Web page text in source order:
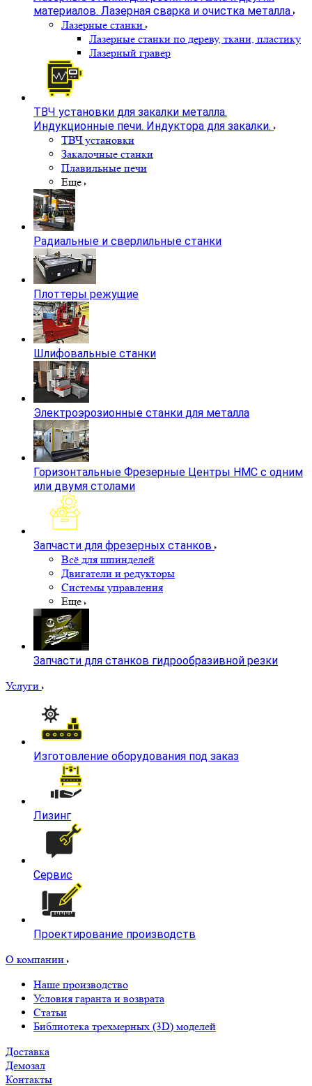
материалов. Лазерная сварка и очистка металла
Лазерные станки
Лазерные станки по дереву, ткани, пластику
Лазерный гравер
ТВЧ установки для закалки металла.
Индукционные печи. Индуктора для закалки.
ТВЧ установки
Закалочные станки
Плавильные печи
Еще
Радиальные и сверлильные станки
Плоттеры режущие
Шлифовальные станки
Электроэрозионные станки для металла
Горизонтальные Фрезерные Центры HMC с одним
или двумя столами
Запчасти для фрезерных станков
Всё для шпинделей
Двигатели и редукторы
Системы управления
Еще
Запчасти для станков гидрообразивной резки
Услуги
Изготовление оборудования под заказ
Лизинг
Сервис
Проектирование производств
О компании
Наше производство
Условия гаранта и возврата
Статьи
Библиотека трехмерных (3D) моделей
Доставка
Демозал
Контакты